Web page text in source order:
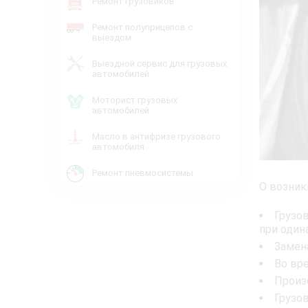
Ремонт полуприцепов с
выездом
Выездной сервис для грузовых
автомобилей
Моторист грузовых
автомобилей
Масло в антифризе грузового
автомобиля
Ремонт пневмосистемы
О
при
Во